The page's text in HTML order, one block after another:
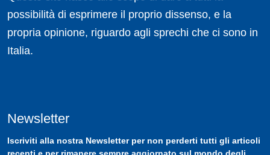
possibilità di esprimere il proprio dissenso, e la
propria opinione, riguardo agli sprechi che ci sono in
Italia.
Newsletter
Iscriviti alla nostra Newsletterper non perderti tutti gli articoli
recenti e per rimanere sempre aggiornato sul mondo degli